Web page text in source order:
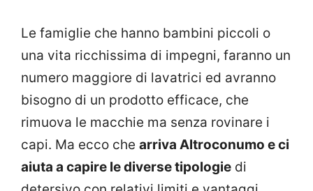
Le famiglie che hanno bambini piccoli o
una vita ricchissima di impegni, faranno un
numero maggiore di lavatrici ed avranno
bisogno di un prodotto efficace, che
rimuova le macchie ma senza rovinare i
capi. Ma ecco che arriva Altroconumo e ci
aiuta a capire le diverse tipologie di